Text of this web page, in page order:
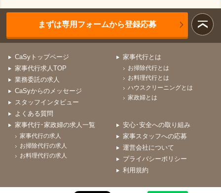
まずは専用フォームから登録応募
CaSyトップページ
家事代行求人TOP
業務委託の求人
CaSyからのメッセージ
スタッフインタビュー
よくある質問
家事代行とは
お掃除代行とは
お料理代行とは
ハウスクリーニングとは
家政婦とは
家事代行･家政婦の求人一覧
家事代行の求人
お掃除代行の求人
お料理代行の求人
安心･安全への取り組み
家事スタッフへの応募
運営会社について
プライバシーポリシー
利用規約